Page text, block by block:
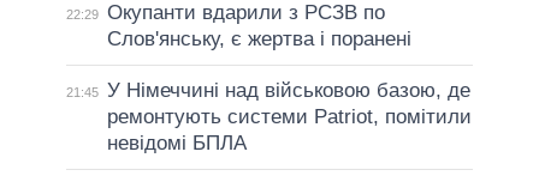
22:29 Окупанти вдарили з РСЗВ по
Слов'янську, є жертва і поранені
21:45 У Німеччині над військовою базою, де
ремонтують системи Patriot, помітили
невідомі БПЛА